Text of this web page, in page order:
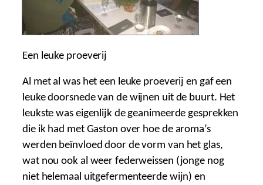
Een leuke proeverij
Al met al was het een leuke proeverij en gaf een
leuke doorsnede van de wijnen uit de buurt. Het
leukste was eigenlijk de geanimeerde gesprekken
die ik had met Gaston over hoe de aroma’s
werden beïnvloed door de vorm van het glas,
wat nou ook al weer federweissen (jonge nog
niet helemaal uitgefermenteerde wijn) en